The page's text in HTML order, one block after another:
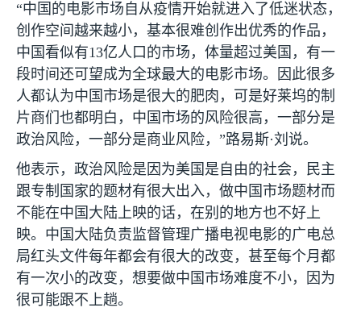
“中国的电影市场自从疫情开始就进入了低迷状态，
创作空间越来越小，基本很难创作出优秀的作品，
中国看似有13亿人口的市场，体量超过美国，有一
段时间还可望成为全球最大的电影市场。因此很多
人都认为中国市场是很大的肥肉，可是好莱坞的制
片商们也都明白，中国市场的风险很高，一部分是
政治风险，一部分是商业风险，”路易斯·刘说。
他表示，政治风险是因为美国是自由的社会，民主
跟专制国家的题材有很大出入，做中国市场题材而
不能在中国大陆上映的话，在别的地方也不好上
映。中国大陆负责监督管理广播电视电影的广电总
局红头文件每年都会有很大的改变，甚至每个月都
有一次小的改变，想要做中国市场难度不小，因为
很可能跟不上趟。